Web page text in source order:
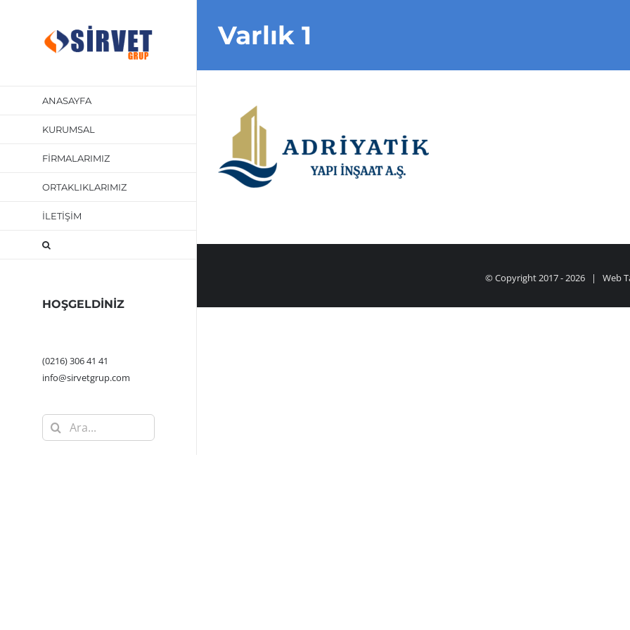
ANASAYFA
KURUMSAL
FİRMALARIMIZ
ORTAKLIKLARIMIZ
İLETİŞİM
HOŞGELDİNİZ
(0216) 306 41 41
info@sirvetgrup.com
Ara:
Varlık 1
© Copyright 2017 -2026 | Web